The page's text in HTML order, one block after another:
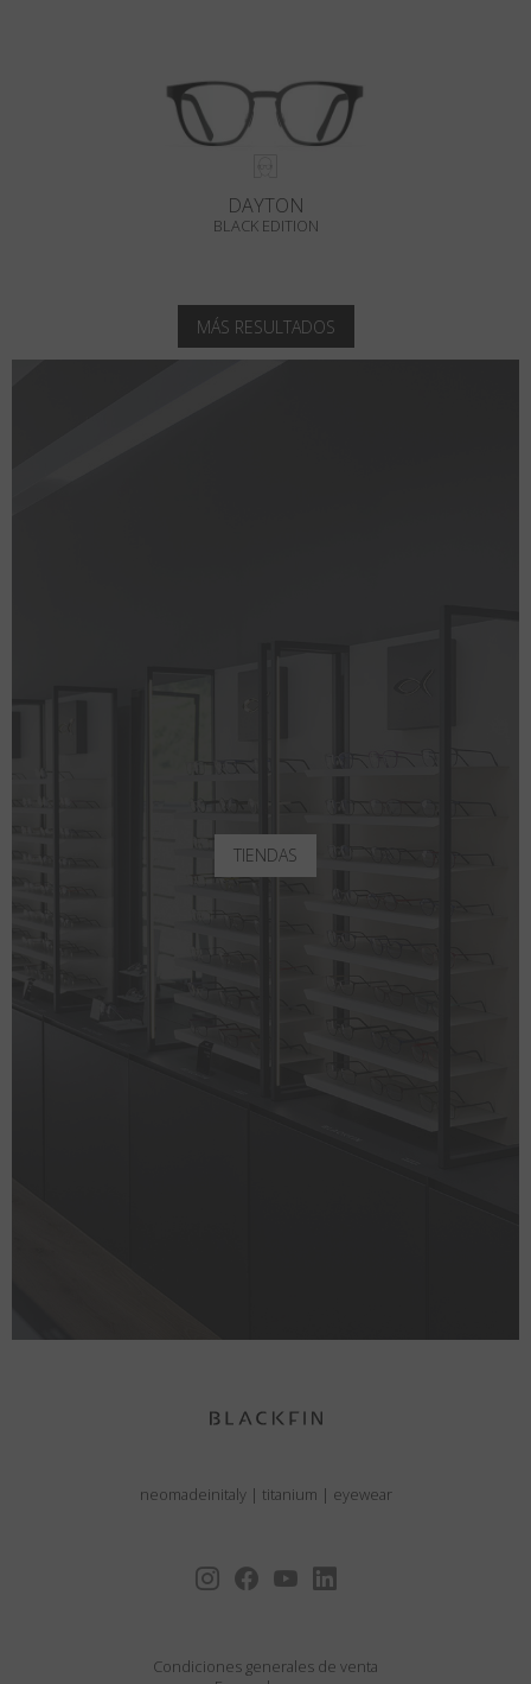
DAYTON
BLACK EDITION
MÁS RESULTADOS
TIENDAS
neomadeinitaly | titanium | eyewear
Condiciones generales de venta